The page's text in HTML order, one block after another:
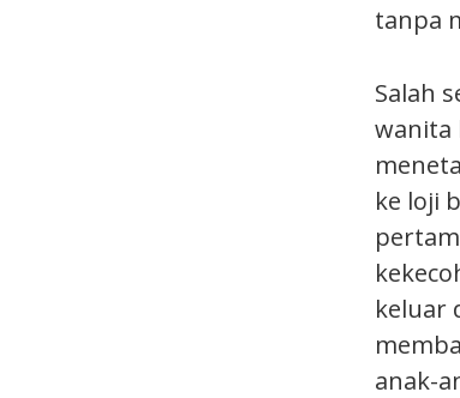
tanpa
Salah
wanita
ke loji
keluar
anak-